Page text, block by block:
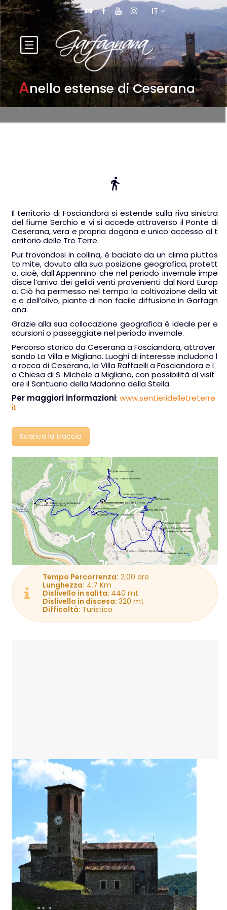
IT
Anello estense di Ceserana
Il territorio di Fosciandora si estende sulla riva sinistra
del fiume Serchio e vi si accede attraverso il Ponte di
Ceserana, vera e propria dogana e unico accesso al t
erritorio delle Tre Terre.
Pur trovandosi in collina, è baciato da un clima piuttos
to mite, dovuto alla sua posizione geografica, protett
o, cioè, dall’Appennino che nel periodo invernale impe
disce l’arrivo dei gelidi venti provenienti dal Nord Europ
a. Ciò ha permesso nel tempo la coltivazione della vit
e e dell’olivo, piante di non facile diffusione in Garfagn
ana.
Grazie alla sua collocazione geografica è ideale per e
scursioni o passeggiate nel periodo invernale.
Percorso storico da Ceserana a Fosciandora, attraver
sando La Villa e Migliano. Luoghi di interesse includono l
a rocca di Ceserana, la Villa Raffaelli a Fosciandora e l
a Chiesa di S. Michele a Migliano, con possibilità di visit
are il Santuario della Madonna della Stella.
Per maggiori informazioni: www.sentieridelletreterre.
it
Scarica la traccia
Tempo Percorrenza: 2.00 ore
Lunghezza: 4.7 Km
Dislivello in salita: 440 mt
Dislivello in discesa: 320 mt
Difficoltà: Turistico